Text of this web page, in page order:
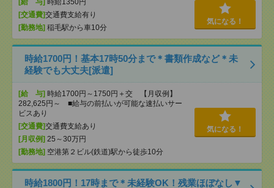
[給 与]
時給1350円
[交通費]交通費支給有り
[勤務地] 稲毛駅から車10分
気になる！
時給1700円！基本17時50分まで＊書類作成など＊未
経験でも大丈夫[派遣]
[給 与] 時給1700円～1750円＋交 【月収例】
282,625円～ ■給与の前払いが可能な速払いサー
ビスあり
[交通費]交通費支給あり
[月収例] 25～30万円
[勤務地] 空港第２ビル(鉄道)駅から徒歩10分
気になる！
時給1800円！17時まで＊未経験OK！残業ほぼなし▼